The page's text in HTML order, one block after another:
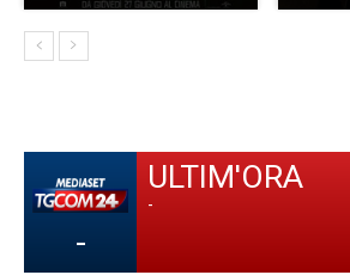
-
ULTIM'ORA
-